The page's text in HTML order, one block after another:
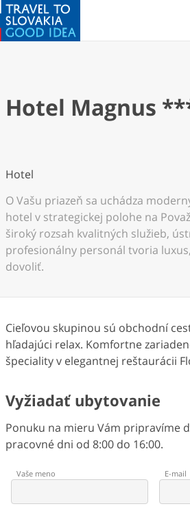
Hotel Magnus
Hotel
O Vašu priazeň sa uchádza
hotel v strategickej polohe na
široký rozsah kvalitných služieb,
profesionálny personál tvoria
dovoliť.
Cieľovou skupinou sú obchodní
hľadajúci relax. Komfortne
špeciality v elegantnej reštaurácii
Vyžiadať ubytovanie
Ponuku na mieru Vám pripravíme
pracovné dni od 8:00 do 16:00.
Vaše meno E-mail